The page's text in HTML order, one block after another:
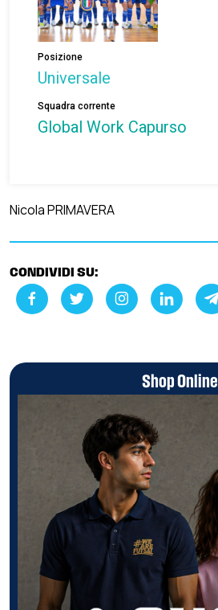
Posizione
Universale
Squadra corrente
Global Work Capurso
Nicola PRIMAVERA
CONDIVIDI SU:
Shop Online